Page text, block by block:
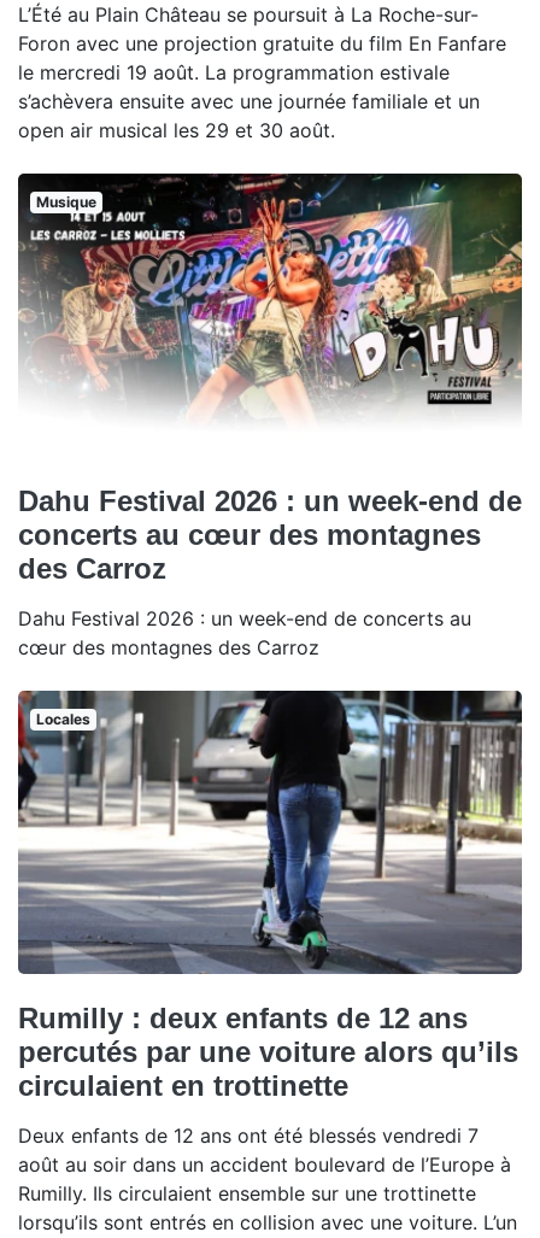
L’Été au Plain Château se poursuit à La Roche-sur-
Foron avec une projection gratuite du film En Fanfare
le mercredi 19 août. La programmation estivale
s’achèvera ensuite avec une journée familiale et un
open air musical les 29 et 30 août.
Musique
Dahu Festival 2026 : un week-end de
concerts au cœur des montagnes
des Carroz
Dahu Festival 2026 : un week-end de concerts au
cœur des montagnes des Carroz
Locales
Rumilly : deux enfants de 12 ans
percutés par une voiture alors qu’ils
circulaient en trottinette
Deux enfants de 12 ans ont été blessés vendredi 7
août au soir dans un accident boulevard de l’Europe à
Rumilly. Ils circulaient ensemble sur une trottinette
lorsqu’ils sont entrés en collision avec une voiture. L’un